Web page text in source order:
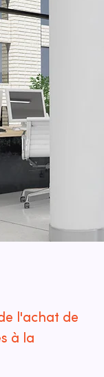
l'achat de
à la